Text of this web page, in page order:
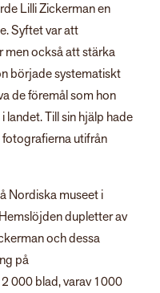
Lilli Zickerman en
Syftet var att
men också att stärka
började systematiskt
de föremål som hon
landet. Till sin hjälp hade
utifrån
Nordiska museet i
dupletter av
och dessa
på
000 blad, varav 1000